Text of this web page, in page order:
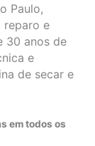
Paulo,
reparo e
30 anos de
e
de secar e
em todos os